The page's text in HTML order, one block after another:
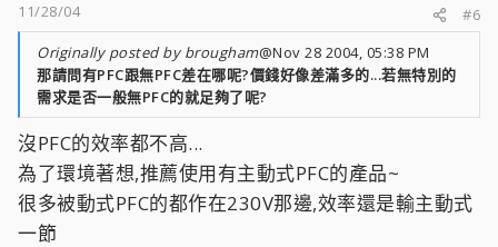
11/28/04
#6
Originally posted by brougham@Nov 28 2004, 05:38 PM
那請問有PFC跟無PFC差在哪呢?價錢好像差滿多的...若無特別的
需求是否一般無PFC的就足夠了呢?
沒PFC的效率都不高...
為了環境著想,推薦使用有主動式PFC的產品~
很多被動式PFC的都作在230V那邊,效率還是輸主動式
一節